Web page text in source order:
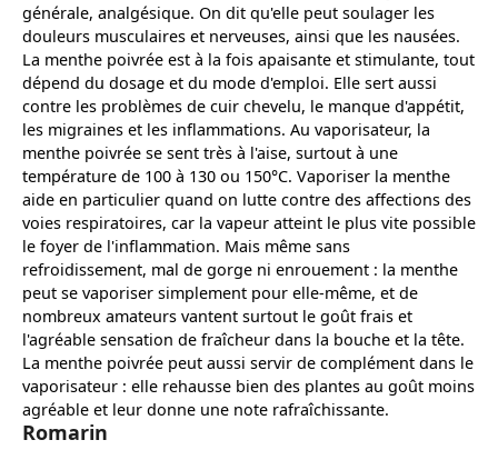
générale, analgésique. On dit qu'elle peut soulager les
douleurs musculaires et nerveuses, ainsi que les nausées.
La menthe poivrée est à la fois apaisante et stimulante, tout
dépend du dosage et du mode d'emploi. Elle sert aussi
contre les problèmes de cuir chevelu, le manque d'appétit,
les migraines et les inflammations. Au vaporisateur, la
menthe poivrée se sent très à l'aise, surtout à une
température de 100 à 130 ou 150°C. Vaporiser la menthe
aide en particulier quand on lutte contre des affections des
voies respiratoires, car la vapeur atteint le plus vite possible
le foyer de l'inflammation. Mais même sans
refroidissement, mal de gorge ni enrouement : la menthe
peut se vaporiser simplement pour elle-même, et de
nombreux amateurs vantent surtout le goût frais et
l'agréable sensation de fraîcheur dans la bouche et la tête.
La menthe poivrée peut aussi servir de complément dans le
vaporisateur : elle rehausse bien des plantes au goût moins
agréable et leur donne une note rafraîchissante.
Romarin